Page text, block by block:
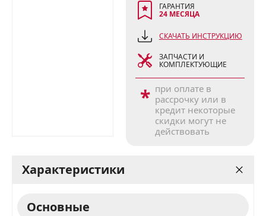
ГАРАНТИЯ
24 МЕСЯЦА
СКАЧАТЬ ИНСТРУКЦИЮ
ЗАПЧАСТИ И
КОМПЛЕКТУЮЩИЕ
* при оплате в
рассрочку или в
кредит некоторые
скидки могут не
действовать
Характеристики
Основные